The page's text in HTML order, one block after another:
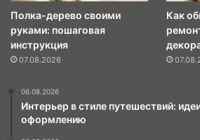
Полка-дерево своими
руками: пошаговая
инструкция
07.08.2026
Как
06.08.2026
Интерьер в стиле путешествий:
оформлению